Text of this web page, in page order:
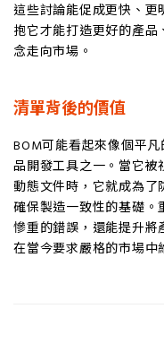
這些討論能促成更快、
抱它才能打造更好的產
念走向市場。
清單背後的價值
BOM可能看起來像個平
品開發工具之一。當它
動態文件時，它就成為了
確保製造一致性的基礎。
慘重的錯誤，還能提升
在當今要求嚴格的市場中